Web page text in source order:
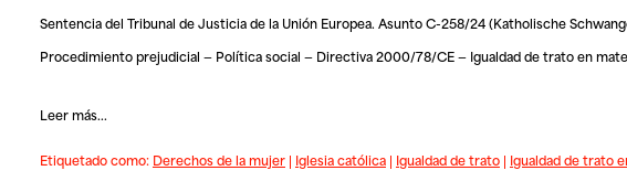
Sentencia del Tribunal de Justicia de la Unión Europea. Asunto C-258/24 (Katholische
Procedimiento prejudicial — Política social — Directiva 2000/78/CE — Igualdad de trato en
Leer más...
Etiquetado como: Derechos de la mujer| Iglesia católica| Igualdad de trato| Igualdad de trato